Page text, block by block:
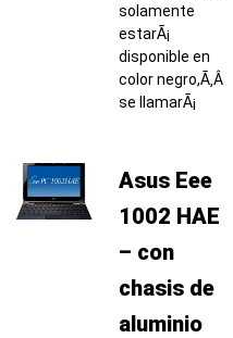
solamente
estarÃ¡
disponible en
color negro,Ã‚Â
se llamarÃ¡
Asus Eee
1002 HAE
– con
chasis de
aluminio